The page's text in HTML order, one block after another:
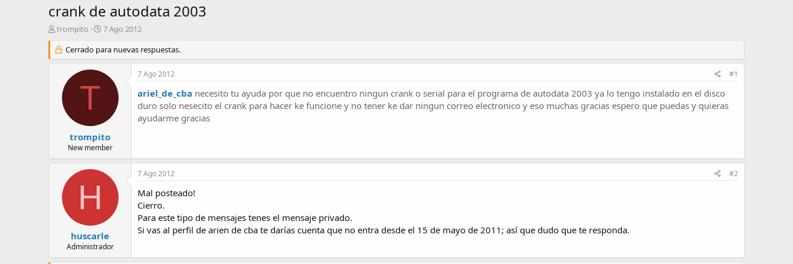
crank de autodata 2003
A
t
o
trompito
F
c
h
a
i
c
i
7 Ago 2012
Cerrado para nuevas respuestas.
T
trompito
New member
7 Ago 2012 #1
ariel_de_cba necesito tu ayuda por que no encuentro ningun crank o serial para el programa de autodata 2003 ya lo tengo instalado en el disco
duro solo nesecito el crank para hacer ke funcione y no tener ke dar ningun correo electronico y eso muchas gracias espero que puedas y quieras
ayudarme gracias
H
huscarle
Administrador
7 Ago 2012 #2
Mal posteado!
Cierro.
Para este tipo de mensajes tenes el mensaje privado.
Si vas al perfil de arien de cba te darías cuenta que no entra desde el 15 de mayo de 2011; así que dudo que te responda.